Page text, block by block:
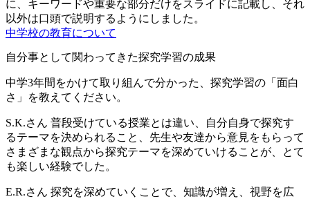
に、キーワードや重要な部分だけをスライドに記載し、それ
以外は口頭で説明するようにしました。
中学校の教育について
自分事として関わってきた探究学習の成果
中学3年間をかけて取り組んで分かった、探究学習の「面白
さ」を教えてください。
S.K.さん 普段受けている授業とは違い、自分自身で探究す
るテーマを決められること、先生や友達から意見をもらって
さまざまな観点から探究テーマを深めていけることが、とて
も楽しい経験でした。
E.R.さん 探究を深めていくことで、知識が増え、視野を広